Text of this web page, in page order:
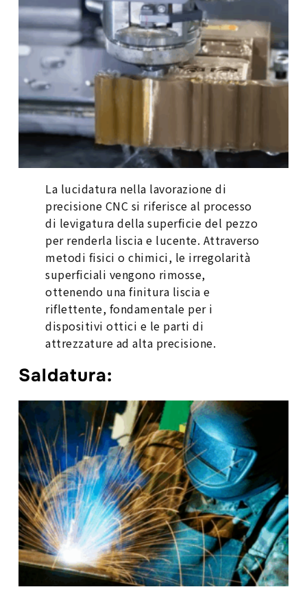
La lucidatura nella lavorazione di
precisione CNC si riferisce al processo
di levigatura della superficie del pezzo
per renderla liscia e lucente. Attraverso
metodi fisici o chimici, le irregolarità
superficiali vengono rimosse,
ottenendo una finitura liscia e
riflettente, fondamentale per i
dispositivi ottici e le parti di
attrezzature ad alta precisione.
Saldatura: